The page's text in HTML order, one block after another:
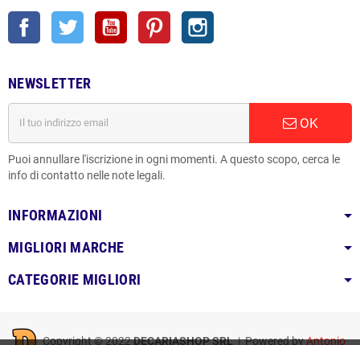
Facebook Twitter YouTube Pinterest
NEWSLETTER
OK
Puoi annullare l'iscrizione in ogni momenti. A questo scopo, cerca le
info di contatto nelle note legali.
INFORMAZIONI
MIGLIORI MARCHE
CATEGORIE MIGLIORI
Copyright © 2022DECARIASHOP SRL| Powered byAntonio